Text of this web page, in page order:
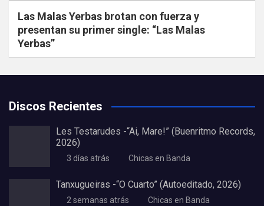
Las Malas Yerbas brotan con fuerza y
presentan su primer single: “Las Malas
Yerbas”
Discos Recientes
Les Testarudes -“Ai, Mare!” (Buenritmo Records,
2026)
3 días atrás Chicas en Banda
Tanxugueiras -“O Cuarto” (Autoeditado, 2026)
2 semanas atrás Chicas en Banda